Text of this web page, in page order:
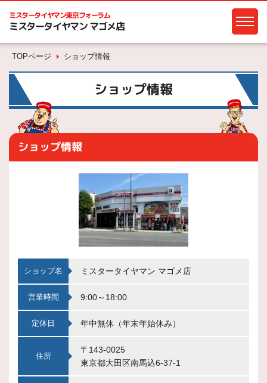
ミスタータイヤマン東京フォーラム
ミスタータイヤマン マゴメ店
TOPページ ショップ情報
ショップ情報
ショップ情報
ショップ名 ミスタータイヤマン マゴメ店
営業時間 9:00～18:00
定休日 年中無休（年末年始休み）
住所
〒143-0025
東京都大田区南馬込6-37-1